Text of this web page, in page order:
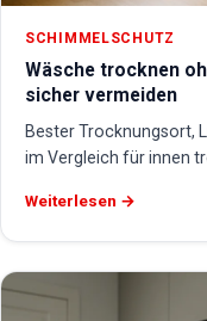
SCHIMMELSCHUTZ
Wäsche trocknen
sicher vermeiden
Bester Trocknungsort,
im Vergleich für innen
Weiterlesen →